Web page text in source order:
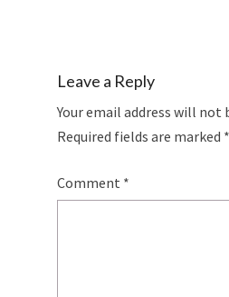
Leave a Reply
Your email address will not
Required fields are marked *
Comment *